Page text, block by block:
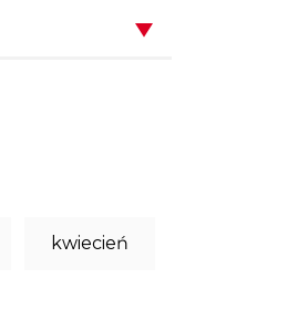
kwiecień